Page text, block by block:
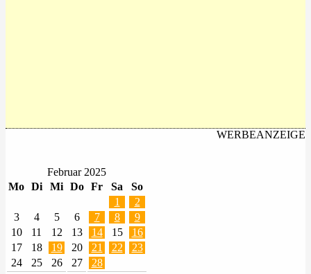
WERBEANZEIGE
Februar 2025
Mo Di Mi Do Fr Sa So
1
2
3
4 5 6 7 8
9
10
11 12 13 14 15
16
17
18 19 20 21 22
23
24
25 26 27 28